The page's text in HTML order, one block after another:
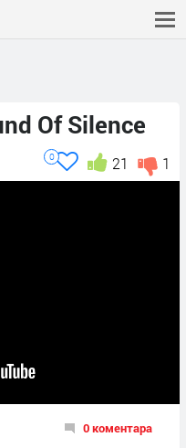
Of Silence
1
21
0
0 коментара